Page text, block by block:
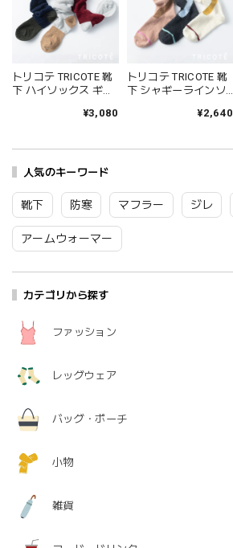
人気のキーワード
靴下 防寒 マフラー ジレ
アームウォーマー
カテゴリから探す
ファッション
レッグウェア
バッグ・ポーチ
小物
雑貨
トリコテ TRICOTE 靴
下 ハイソックス ギャ
クス レディース おし
ト プレゼント レッド
25cm TR53SO040
Tr002
¥3,080
トリコテ TRICOTE 靴
下 シャギーラインソ
本製 国産 秋冬 おしゃ
Tr003
¥2,640